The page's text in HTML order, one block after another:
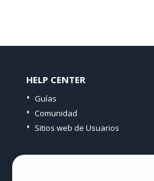
HELP CENTER
Guías
Comunidad
Sitios web de Usuarios